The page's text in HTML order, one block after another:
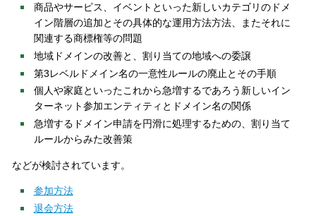
商品やサービス、イベントといった新しいカテゴリのドメ
イン階層の追加とその具体的な運用方法方法、またそれに
関連する商標権等の問題
地域ドメインの改善と、割り当ての地域への委譲
第3レベルドメイン名の一意性ルールの廃止とその手順
個人や家庭といったこれから急増するであろう新しいイン
ターネット参加エンティティとドメイン名の関係
急増するドメイン申請を円滑に処理するための、割り当て
ルールからみた改善策
などが検討されています。
参加方法
退会方法